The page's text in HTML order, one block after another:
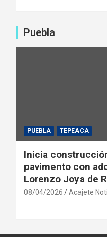
Puebla
PUEBLA TEPEACA
Inicia
pavimento con
Lorenzo Joya de
08/04/2026 Acajete